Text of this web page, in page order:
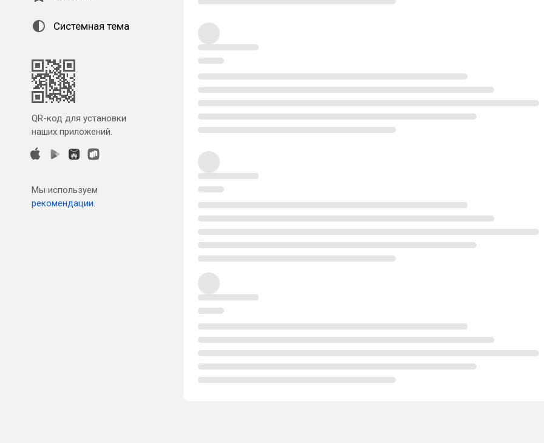
Системная тема
QR-код для установки
наших приложений.
Мы используем
рекомендации.